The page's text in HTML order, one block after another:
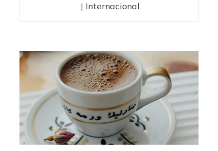
| Internacional